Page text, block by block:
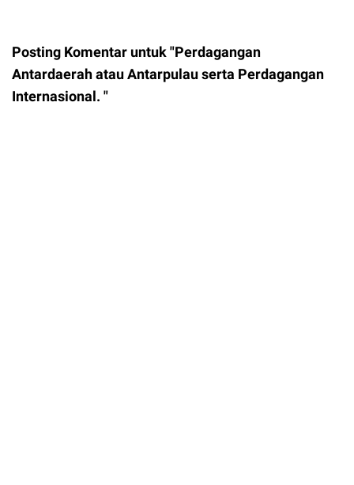
Posting Komentar untuk "Perdagangan
Antardaerah atau Antarpulau serta Perdagangan
Internasional. "